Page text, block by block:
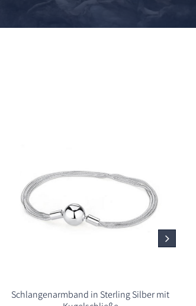
Schlangenarmband in Sterling Silber mit